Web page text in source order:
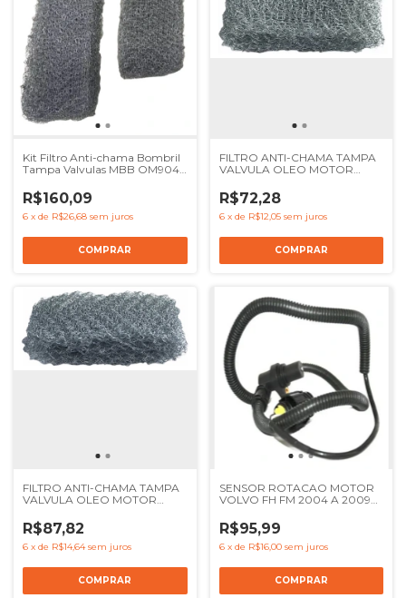
Kit Filtro Anti-chama Bombril
Tampa Valvulas MBB OM904
9040160234
R$160,09
6 x de R$26,68 sem juros
FILTRO ANTI-CHAMA TAMPA
VALVULA OLEO MOTOR
- REF 9040160134
R$72,28
6 x de R$12,05 sem juros
FILTRO ANTI-CHAMA TAMPA
VALVULA OLEO MOTOR
REF 9040160234
R$87,82
6 x de R$14,64 sem juros
SENSOR ROTACAO MOTOR
VOLVO FH FM 2004 A 2009
R$95,99
6 x de R$16,00 sem juros